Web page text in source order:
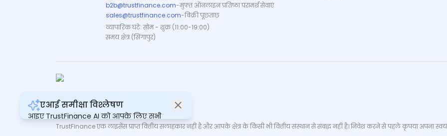
एआई समीक्षा विश्लेषण
आइए TrustFinance AI को आपके लिए सभी
समीक्षाओं का सारांश बनाने दें।
b2b@trustfinance.com-मुफ्त ऑनलाइन प्रतिष्ठा परामर्श सेवाएं
sales@trustfinance.com-बिक्री पूछताछ
व्यापारिक घंटे: सोम - शुक्र (11:00-19:00)
समय क्षेत्र (सिंगापुर)
कॉपीराइट © TrustFinance 2026 | V.2.0
TrustFinance एक लाइसेंस प्राप्त वित्तीय सलाहकार नहीं है और आपके क्षेत्र के किसी भी वित्तीय संस्थान से संबद्ध नहीं है। निवेश करने से पहले कृपया अपना